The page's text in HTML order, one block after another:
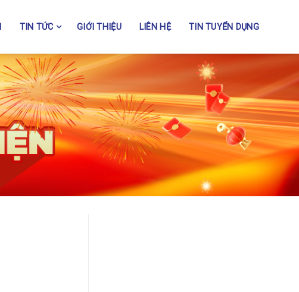
TIN TỨC GIỚI THIỆU LIÊN HỆ TIN TUYỂN DỤNG